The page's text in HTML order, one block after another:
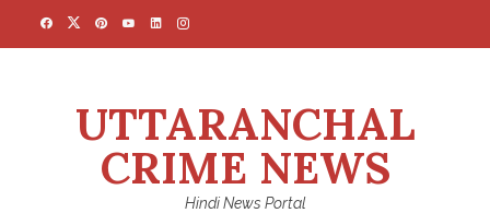
UTTARANCHAL
CRIME NEWS
Hindi News Portal